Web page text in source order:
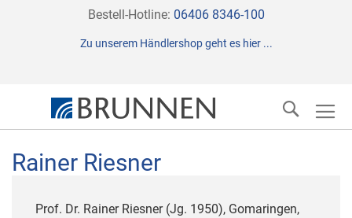
Direkt
Inhalt
Bestell-Hotline: 06406 8346-100
Zu unserem Händlershop geht es hier ...
Suche
Rainer Riesner
Prof. Dr. Rainer Riesner (Jg. 1950), Gomaringen,